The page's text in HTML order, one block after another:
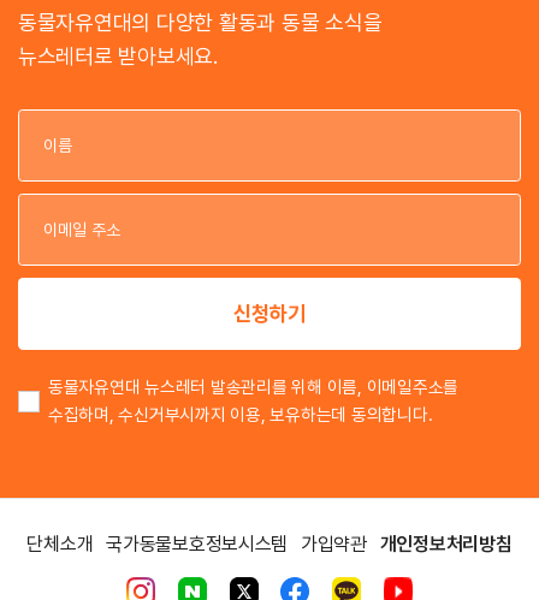
동물자유연대의 다양한 활동과 동물 소식을
뉴스레터로 받아보세요.
이
이
신청하기
동물자유연대 뉴스레터 발송관리를 위해 이름, 이메일주소를
수집하며, 수신거부시까지 이용, 보유하는데 동의합니다.
단체소개 국가동물보호정보시스템 가입약관 개인정보처리방침